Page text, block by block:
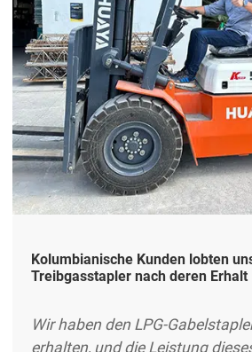
Kolumbianische Kunden lobten
Treibgasstapler nach deren Erhalt
Wir haben den LPG-
erhalten, und die Leistung